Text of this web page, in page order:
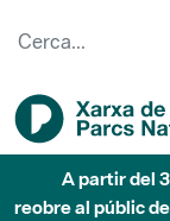
A partir del
reobre al públic